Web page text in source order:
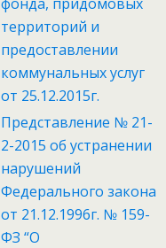
территорий и
предоставлении
коммунальных услуг
от 25.12.2015г.
Представление № 21-
2-2015 об устранении
нарушений
Федерального закона
от 21.12.1996г. № 159-
ФЗ “О